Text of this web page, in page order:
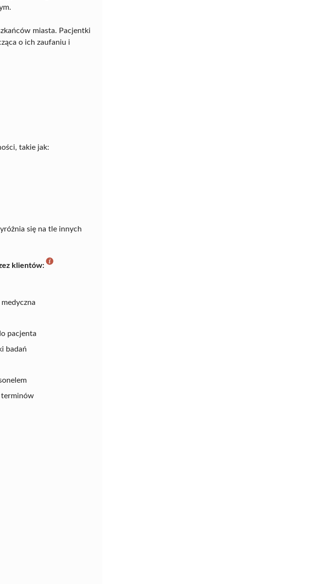
miasta. Pacjentki
o ich zaufaniu i
takie jak:
się na tle innych
klientów:
pacjenta
badań
terminów